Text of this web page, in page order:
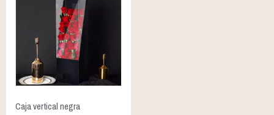
Caja vertical negra